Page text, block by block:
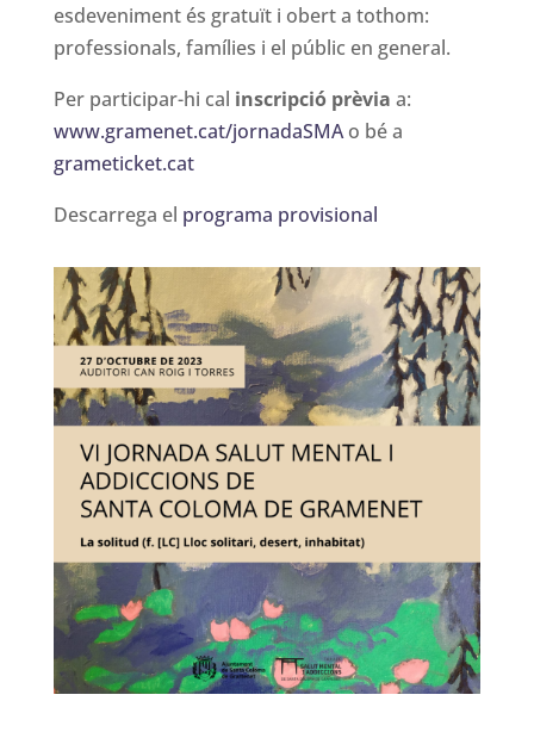
esdeveniment és gratuït i obert a tothom:
professionals, famílies i el públic en general.
Per participar-hi cal inscripció prèvia a:
www.gramenet.cat/jornadaSMAo bé a
grameticket.cat
Descarrega el programa provisional